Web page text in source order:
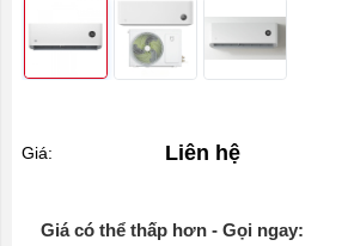
Giá: Liên hệ
Giá có thể thấp hơn - Gọi ngay: